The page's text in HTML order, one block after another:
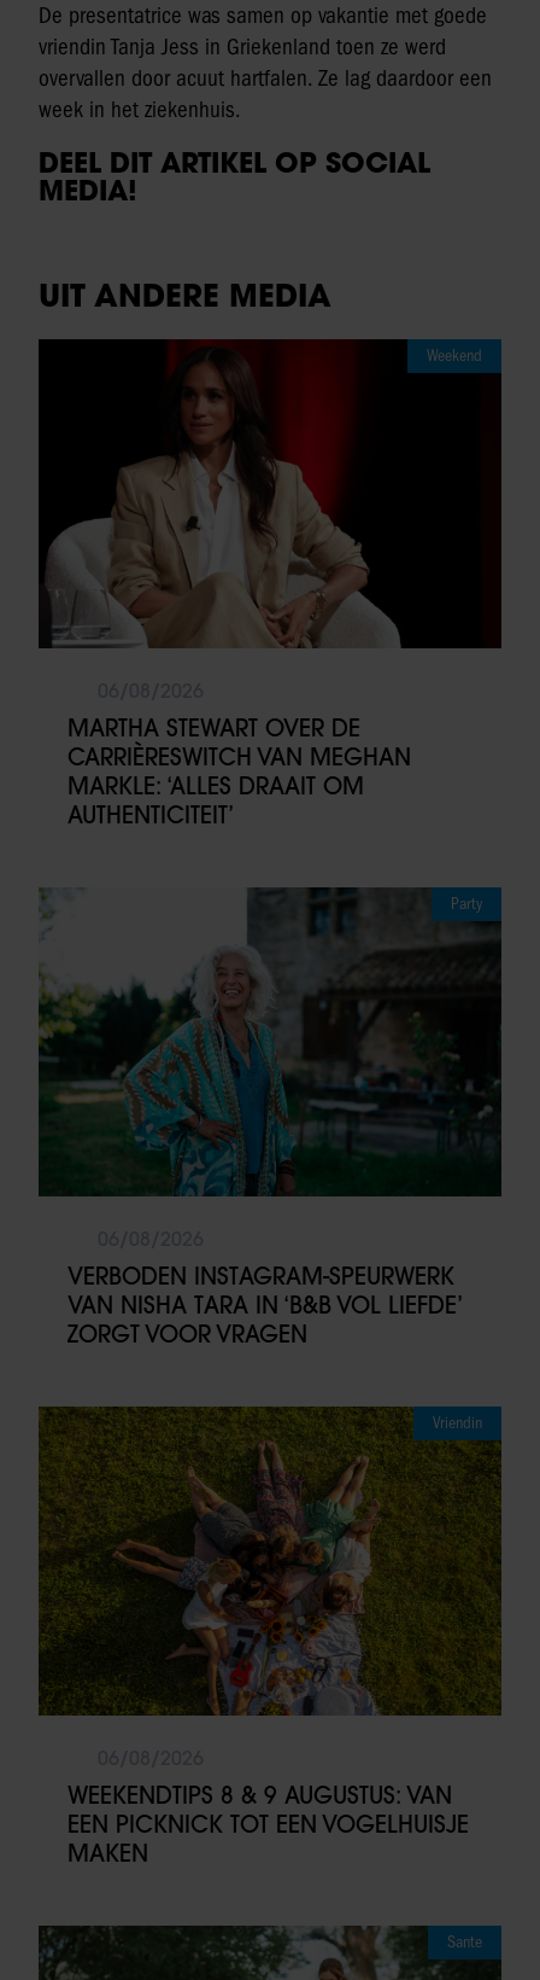
De presentatrice was samen op vakantie met goede
vriendin Tanja Jess in Griekenland toen ze werd
overvallen door acuut hartfalen. Ze lag daardoor een
week in het ziekenhuis.
DEEL DIT ARTIKEL OP SOCIAL
MEDIA!
UIT ANDERE MEDIA
Weekend
MARTHA STEWART OVER DE
CARRIÈRESWITCH VAN MEGHAN
MARKLE: ‘ALLES DRAAIT OM
AUTHENTICITEIT’
Party
VERBODEN INSTAGRAM-SPEURWERK
VAN NISHA TARA IN ‘B&B VOL LIEFDE’
ZORGT VOOR VRAGEN
Vriendin
WEEKENDTIPS 8 & 9 AUGUSTUS: VAN
EEN PICKNICK TOT EEN VOGELHUISJE
MAKEN
Sante